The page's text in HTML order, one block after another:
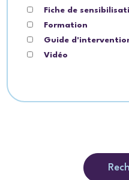
Fiche de
Formation
Guide
Vidéo